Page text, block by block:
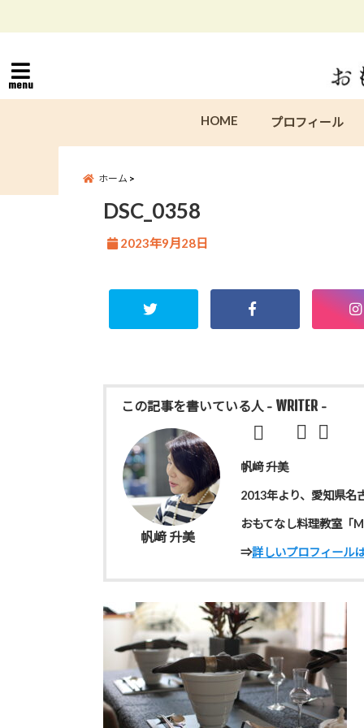
menu
HOME プロフィール
ホーム
DSC_0358
2023年9月28日
この記事を書いている人 - WRITER -
帆﨑 升美
2013年より、愛知県名
おもてなし料理教室「
⇒詳しいプロフィール
帆﨑 升美